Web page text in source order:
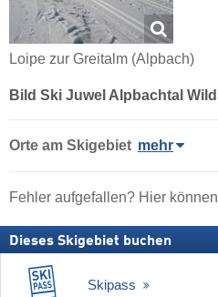
Loipe zur Greitalm (Alpbach)
Bild Ski Juwel Alpbachtal
Orte am Skigebiet mehr
Fehler aufgefallen? Hier
Dieses Skigebiet buchen
Skipass